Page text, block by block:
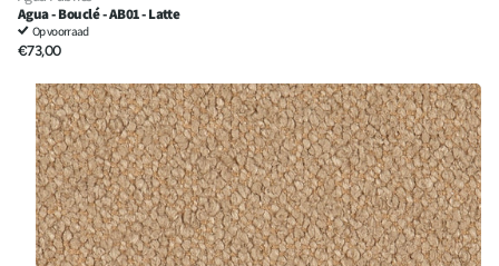
Agua - Bouclé - AB01 - Latte
Op voorraad
€73,00